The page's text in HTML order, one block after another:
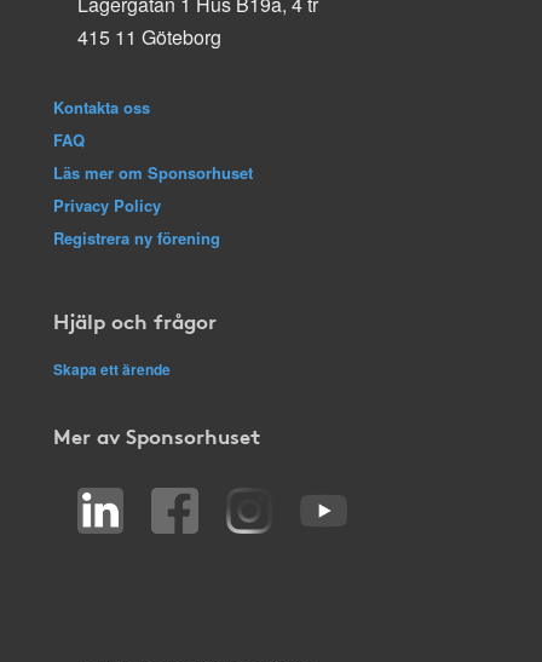
415 11 Göteborg
Kontakta oss
FAQ
Läs mer om Sponsorhuset
Privacy Policy
Registrera ny förening
Hjälp och frågor
Skapa ett ärende
Mer av Sponsorhuset